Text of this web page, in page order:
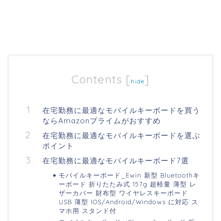
Contents [ hide]
在宅勤務に最適なモバイルキーボードを買う
ならAmazonプライムがおすすめ
在宅勤務に最適なモバイルキーボードを選ぶ
ポイント
在宅勤務に最適なモバイルキーボード7選
モバイルキーボード_Ewin 新型 Bluetoothキ
ーボード 折りたたみ式 157g 超軽量 薄型 レ
ザーカバー 財布型 ワイヤレスキーボード
USB 薄型 IOS/Android/Windows に対応 ス
マホ用 スタンド付